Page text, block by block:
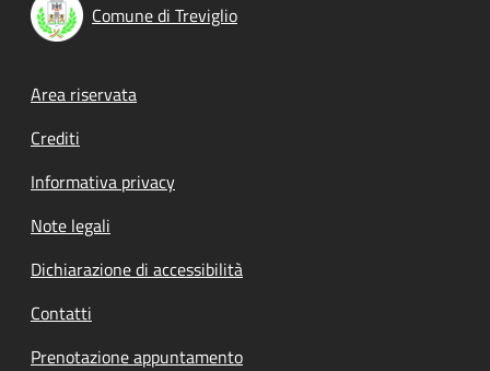
Comune di Treviglio
Footer menu
Area riservata
Crediti
Informativa privacy
Note legali
Dichiarazione di accessibilità
Contatti
Prenotazione appuntamento